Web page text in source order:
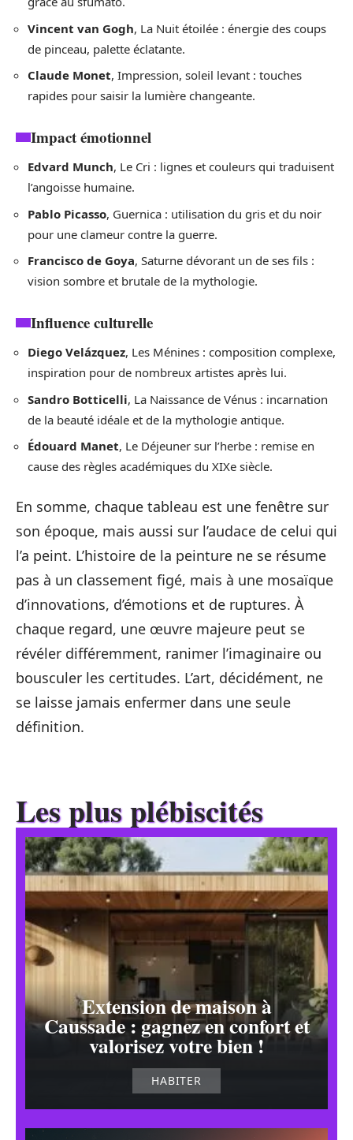
Vincent van Gogh, La Nuit étoilée : énergie des coups
de pinceau, palette éclatante.
Claude Monet, Impression, soleil levant : touches
rapides pour saisir la lumière changeante.
Impact émotionnel
Edvard Munch, Le Cri : lignes et couleurs qui traduisent
l’angoisse humaine.
Pablo Picasso, Guernica : utilisation du gris et du noir
pour une clameur contre la guerre.
Francisco de Goya, Saturne dévorant un de ses fils :
vision sombre et brutale de la mythologie.
Influence culturelle
Diego Velázquez, Les Ménines : composition complexe,
inspiration pour de nombreux artistes après lui.
Sandro Botticelli, La Naissance de Vénus : incarnation
de la beauté idéale et de la mythologie antique.
Édouard Manet, Le Déjeuner sur l’herbe : remise en
cause des règles académiques du XIXe siècle.
En somme, chaque tableau est une fenêtre sur
son époque, mais aussi sur l’audace de celui qui
l’a peint. L’histoire de la peinture ne se résume
pas à un classement figé, mais à une mosaïque
d’innovations, d’émotions et de ruptures. À
chaque regard, une œuvre majeure peut se
révéler différemment, ranimer l’imaginaire ou
bousculer les certitudes. L’art, décidément, ne
se laisse jamais enfermer dans une seule
définition.
Les plus plébiscités
Extension de maison à
Caussade : gagnez en confort et
valorisez votre bien !
HABITER